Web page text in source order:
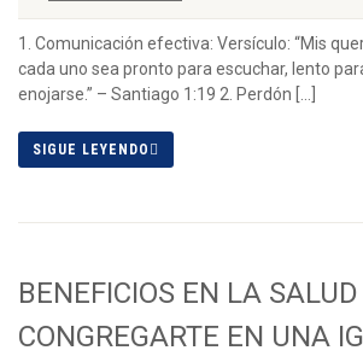
1. Comunicación efectiva: Versículo: “Mis
cada uno sea pronto para escuchar, lento
enojarse.” – Santiago 1:19 2. Perdón […]
SIGUE LEYENDO
BENEFICIOS EN LA
CONGREGARTE EN UNA